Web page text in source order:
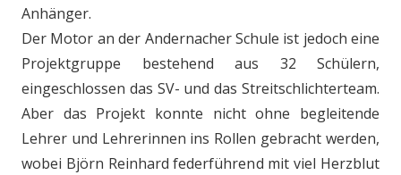
Anhänger.
Der Motor an der Andernacher Schule ist jedoch eine
Projektgruppe bestehend aus 32 Schülern,
eingeschlossen das SV- und das Streitschlichterteam.
Aber das Projekt konnte nicht ohne begleitende
Lehrer und Lehrerinnen ins Rollen gebracht werden,
wobei Björn Reinhard federführend mit viel Herzblut